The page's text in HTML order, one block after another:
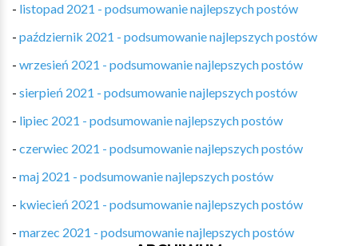
- listopad 2021 - podsumowanie najlepszych postów
- październik 2021 - podsumowanie najlepszych postów
- wrzesień 2021 - podsumowanie najlepszych postów
- sierpień 2021 - podsumowanie najlepszych postów
- lipiec 2021 - podsumowanie najlepszych postów
- czerwiec 2021 - podsumowanie najlepszych postów
- maj 2021 - podsumowanie najlepszych postów
- kwiecień 2021 - podsumowanie najlepszych postów
- marzec 2021 - podsumowanie najlepszych postów